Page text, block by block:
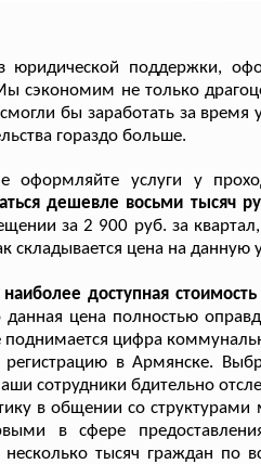
поддержки,
сэкономим не только
бы заработать за время
гораздо больше.
оформляйте услуги у
дешевле восьми тысяч
за 2 900 руб. за
складывается цена на данную
доступная
цена полностью
цифра
в Армянске.
сотрудники бдительно
в общении со
в сфере
тысяч граждан по